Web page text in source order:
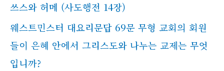
쓰스와 허메 (사도행전 14장)
웨스트민스터 대요리문답 69문 무형 교회의 회원
들이 은혜 안에서 그리스도와 나누는 교제는 무엇
입니까?